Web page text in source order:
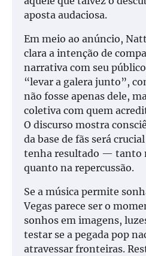
aposta audaciosa.
Em meio ao anúncio,
clara a intenção de
narrativa com seu
“levar a galera junto”,
não fosse apenas dele,
coletiva com quem
O discurso mostra
da base de fãs será
tenha resultado — tanto
quanto na repercussão.
Se a música permite
Vegas parece ser o
sonhos em imagens,
testar se a pegada pop
atravessar fronteiras.